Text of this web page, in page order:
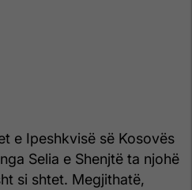
e Ipeshkvisë së Kosovës
Selia e Shenjtë ta njohë
si shtet. Megjithatë,